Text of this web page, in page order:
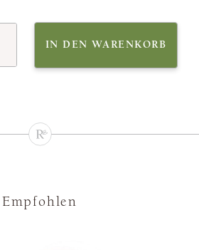
IN DEN WARENKORB
Empfohlen